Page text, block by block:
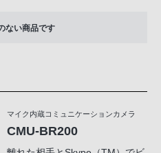
ない商品です
マイク内蔵コミュニケーションカメラ
CMU-BR200